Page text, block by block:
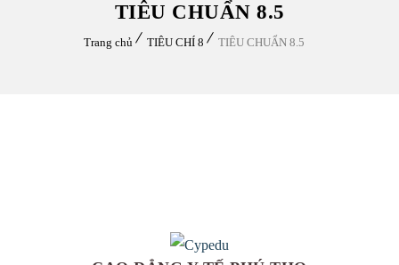
TIÊU CHUẨN 8.5
Trang chủ TIÊU CHÍ 8 TIÊU CHUẨN 8.5